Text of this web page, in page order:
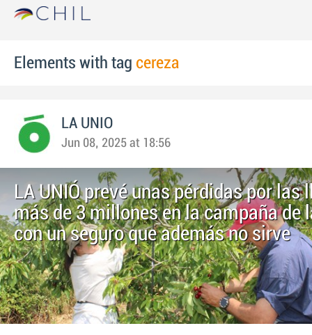
Elements with tag cereza
LA UNIO
Jun 08, 2025 at 18:56
LA UNIÓ prevé unas pérdidas por las
más de 3 millones en la campaña de
con un seguro que además no sirve